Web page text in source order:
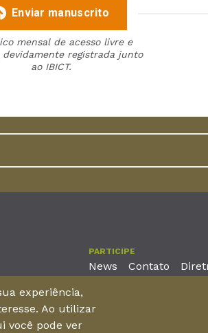
Enviar manuscrito
mensal de acesso livre e
registrada junto
ao IBICT.
PARTICIPE
News Contato
- Bairro Aldeota
experiência,
Ao utilizar
você pode ver